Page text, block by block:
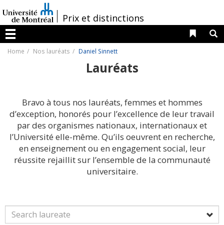
au
contenu
/Prix et distinctions
Menu
Liens
Home Nos lauréats Daniel Sinnett
Lauréats
Bravo à tous nos lauréats, femmes et hommes
d’exception, honorés pour l’excellence de leur travail
par des organismes nationaux, internationaux et
l’Université elle-même. Qu’ils oeuvrent en recherche,
en enseignement ou en engagement social, leur
réussite rejaillit sur l’ensemble de la communauté
universitaire.